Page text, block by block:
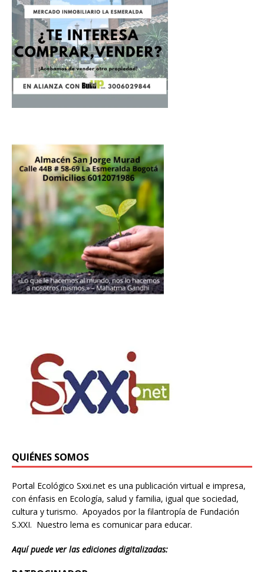
QUIÉNES SOMOS
Portal Ecológico Sxxi.net es una publicación virtual e impresa,
con énfasis en Ecología, salud y familia, igual que sociedad,
cultura y turismo. Apoyados por la filantropía de Fundación
S.XXI. Nuestro lema es comunicar para educar.
Aquí puede ver las ediciones digitalizadas: